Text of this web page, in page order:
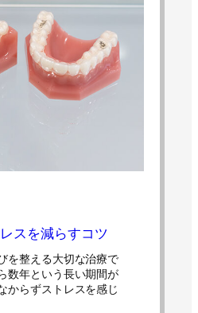
スを減らすコツ
を整える大切な治療で
数年という長い期間が
からずストレスを感じ